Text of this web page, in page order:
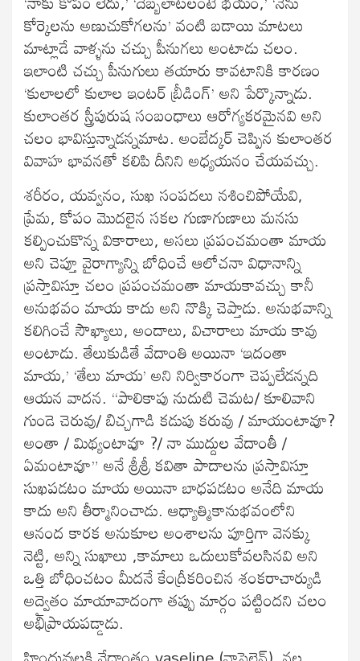
కోర్కెలను అణుచుకోగలను’ వంటి బడాయి మాటలు
మాట్లాడే వాళ్ళను చచ్చు పీనుగలు అంటాడు చలం.
ఇలాంటి చచ్చు పీనుగులు తయారు కావటానికి కారణం
‘కులాలలో కులాల ఇంటర్ బ్రీడింగ్’ అని పేర్కొన్నాడు.
కులాంతర స్త్రీపురుష సంబంధాలు ఆరోగ్యకరమైనవి అని
చలం భావిస్తున్నాడన్నమాట. అంబేద్కర్ చెప్పిన కులాంతర
వివాహ భావనతో కలిపి దీనిని అధ్యయనం చేయవచ్చు.
శరీరం, యవ్వనం, సుఖ సంపదలు నశించిపోయేవి,
ప్రేమ, కోపం మొదలైన సకల గుణాగుణాలు మనసు
కల్పించుకొన్న వికారాలు, అసలు ప్రపంచమంతా మాయ
అని చెప్తూ వైరాగ్యాన్ని బోధించే ఆలోచనా విధానాన్ని
ప్రస్తావిస్తూ చలం ప్రపంచమంతా మాయకావచ్చు కానీ
అనుభవం మాయ కాదు అని నొక్కి చెప్తాడు. అనుభవాన్ని
కలిగించే సౌఖ్యాలు, అందాలు, విచారాలు మాయ కావు
అంటాడు. తేలుకుడితే వేదాంతి అయినా ‘ఇదంతా
మాయ,’ ‘తేలు మాయ’ అని నిర్వికారంగా చెప్పలేడన్నది
ఆయన వాదన. “పాలికాపు నుదుటి చెమట/ కూలివాని
గుండె చెరువు/ బిచ్చగాడి కడుపు కరువు / మాయంటావూ?
అంతా / మిథ్యంటావూ ?/ నా ముద్దుల వేదాంతీ /
ఏమంటావూ” అనే శ్రీశ్రీ కవితా పాదాలను ప్రస్తావిస్తూ
సుఖపడటం మాయ అయినా బాధపడటం అనేది మాయ
కాదు అని తీర్మానించాడు. ఆధ్యాత్మికానుభవంలోని
ఆనంద కారక అనుకూల అంశాలను పూర్తిగా వెనక్కు
నెట్టి, అన్ని సుఖాలు ,కామాలు ఒదులుకోవలసినవి అని
ఒత్తి బోధించటం మీదనే కేంద్రీకరించిన శంకరాచార్యుడి
అద్వైతం మాయావాదంగా తప్పు మార్గం పట్టిందని చలం
అభిప్రాయపడ్డాడు.